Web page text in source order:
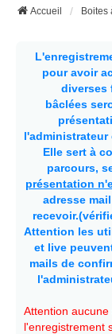
Accueil Boites
pour avoir
diverses
bâclées
l'administrateur
Elle sert à
parcours,
présentation
adresse
Attention les
et live
mails de
Attention
l'enregistrement